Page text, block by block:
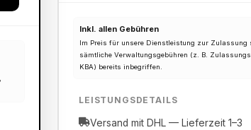
Inkl. allen Gebühren
Im Preis für unsere Dienstleistung zur Zulassung
sämtliche Verwaltungsgebühren (z. B.
KBA) bereits inbegriffen.
LEISTUNGSDETAILS
Versand mit DHL — Lieferzeit 1–3